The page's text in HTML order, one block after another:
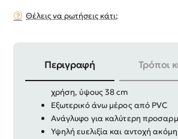
Θέλεις να ρωτήσεις κάτι;
Περιγραφή Τρόποι
Ανθεκτικό παπούτσι εργασίας
χρήση, ύψους 38 cm
Εξωτερικό άνω μέρος από PVC
Ανάγλυφο για καλύτερη
Υψηλή ευελιξία και αντοχή